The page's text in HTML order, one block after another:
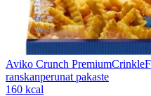
Aviko Crunch
ranskanperunat pakaste
160 kcal